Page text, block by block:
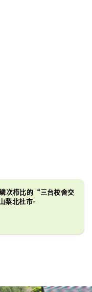
次栉比的“三台校舍交
梨北杜市-